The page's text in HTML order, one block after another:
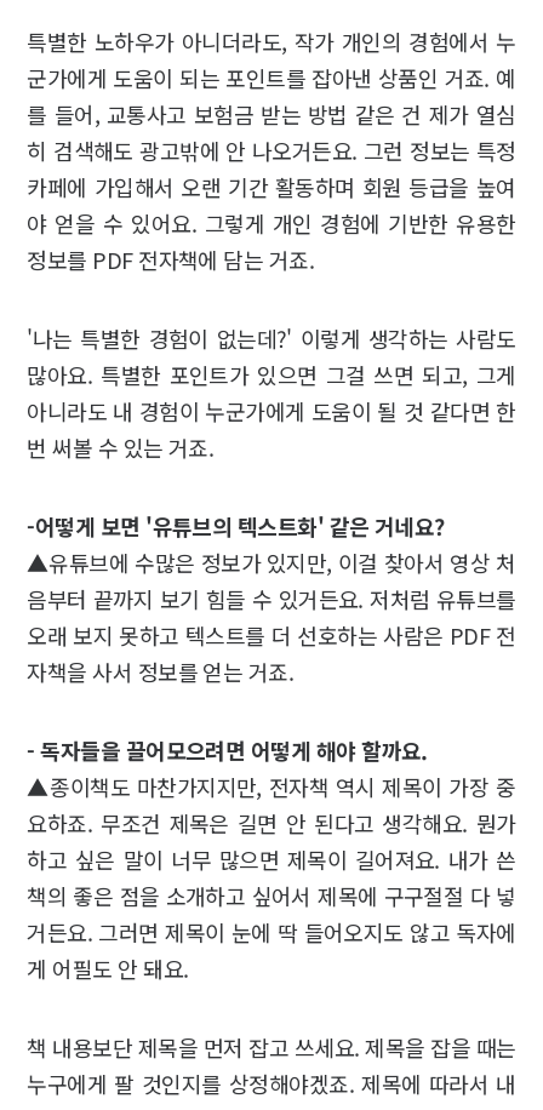
특별한 노하우가 아니더라도, 작가 개인의 경험에서 누
군가에게 도움이 되는 포인트를 잡아낸 상품인 거죠. 예
를 들어, 교통사고 보험금 받는 방법 같은 건 제가 열심
히 검색해도 광고밖에 안 나오거든요. 그런 정보는 특정
카페에 가입해서 오랜 기간 활동하며 회원 등급을 높여
야 얻을 수 있어요. 그렇게 개인 경험에 기반한 유용한
정보를 PDF 전자책에 담는 거죠.
'나는 특별한 경험이 없는데?' 이렇게 생각하는 사람도
많아요. 특별한 포인트가 있으면 그걸 쓰면 되고, 그게
아니라도 내 경험이 누군가에게 도움이 될 것 같다면 한
번 써볼 수 있는 거죠.
-어떻게 보면 '유튜브의 텍스트화' 같은 거네요?
▲유튜브에 수많은 정보가 있지만, 이걸 찾아서 영상 처
음부터 끝까지 보기 힘들 수 있거든요. 저처럼 유튜브를
오래 보지 못하고 텍스트를 더 선호하는 사람은 PDF 전
자책을 사서 정보를 얻는 거죠.
- 독자들을 끌어모으려면 어떻게 해야 할까요.
▲종이책도 마찬가지지만, 전자책 역시 제목이 가장 중
요하죠. 무조건 제목은 길면 안 된다고 생각해요. 뭔가
하고 싶은 말이 너무 많으면 제목이 길어져요. 내가 쓴
책의 좋은 점을 소개하고 싶어서 제목에 구구절절 다 넣
거든요. 그러면 제목이 눈에 딱 들어오지도 않고 독자에
게 어필도 안 돼요.
책 내용보단 제목을 먼저 잡고 쓰세요. 제목을 잡을 때는
누구에게 팔 것인지를 상정해야겠죠. 제목에 따라서 내